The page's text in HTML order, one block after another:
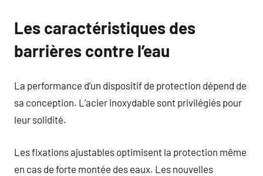
Les caractéristiques des
barrières contre l’eau
La performance d’un dispositif de protection dépend de
sa conception. L’acier inoxydable sont privilégiés pour
leur solidité.
Les fixations ajustables optimisent la protection même
en cas de forte montée des eaux. Les nouvelles